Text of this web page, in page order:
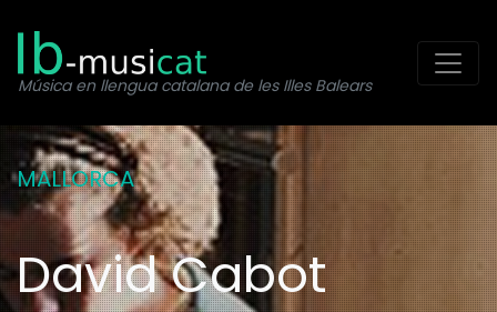
Música en llengua catalana de les Illes Balears
MALLORCA
David Cabot